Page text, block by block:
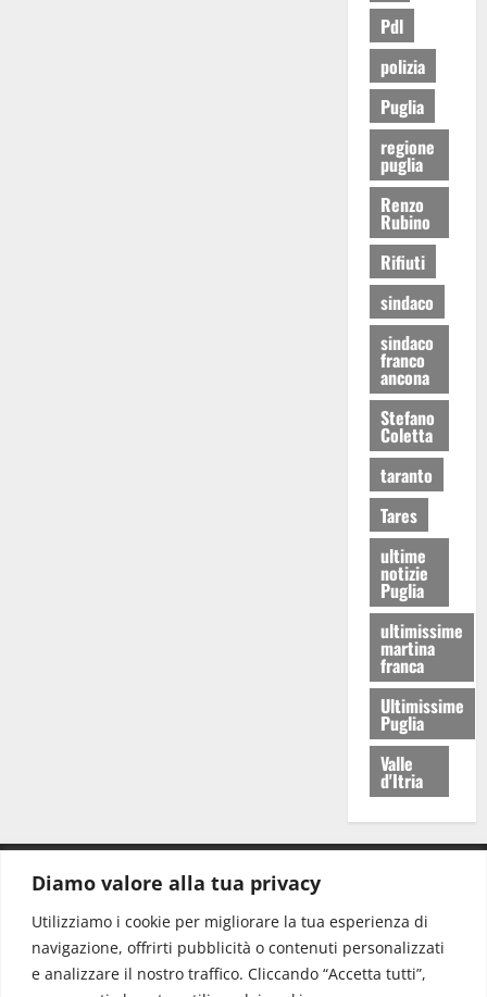
Diamo valore alla tua privacy
Utilizziamo i cookie per migliorare la tua esperienza di
navigazione, offrirti pubblicità o contenuti personalizzati
e analizzare il nostro traffico. Cliccando “Accetta tutti”,
Pdl
polizia
Puglia
regione
puglia
Renzo
Rubino
Rifiuti
sindaco
sindaco
franco
ancona
Stefano
Coletta
taranto
Tares
ultime
notizie
Puglia
ultimissime
martina
franca
Ultimissime
Puglia
Valle
d'Itria
Redazione: redazione@www.martinasera.it
Direttore:direttore@www.martinasera.it